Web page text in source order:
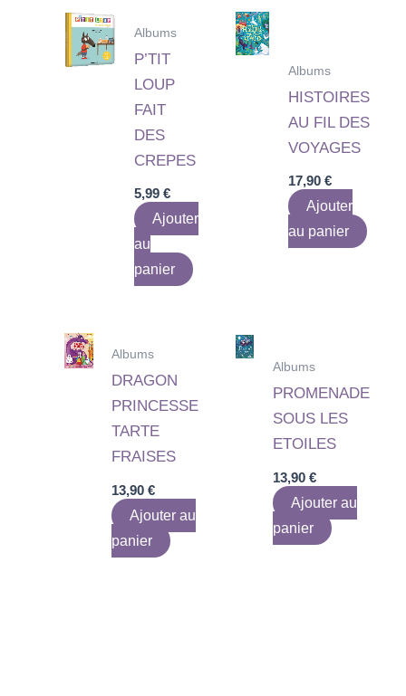
Albums
P’TIT
LOUP
FAIT
DES
CREPES
5,99€
Ajouter
au
panier
Albums
HISTOIRES
AU FIL DES
VOYAGES
17,90 €
Ajouter
au panier
Albums
DRAGON
PRINCESSE
TARTE
FRAISES
13,90€
Ajouter au
panier
Albums
PROMENADE
SOUS LES
ETOILES
13,90 €
Ajouter au
panier